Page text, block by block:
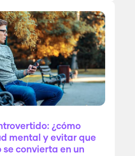
¿cómo
mental y evitar que
convierta en un